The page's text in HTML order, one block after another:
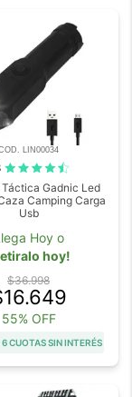
LIN00034
Gadnic Led
Camping Carga
Usb
Hoy o
hoy!
$36.998
55% OFF
6 CUOTAS SIN INTERÉS